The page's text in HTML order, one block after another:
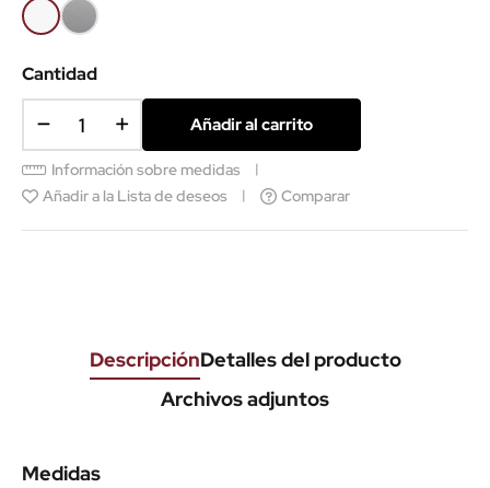
BlancoGris
aluminio
Cantidad
Añadir al carrito
Información sobre medidas
Añadir a la Lista de deseos
Comparar
DescripciónDetalles del producto
Archivos adjuntos
Medidas